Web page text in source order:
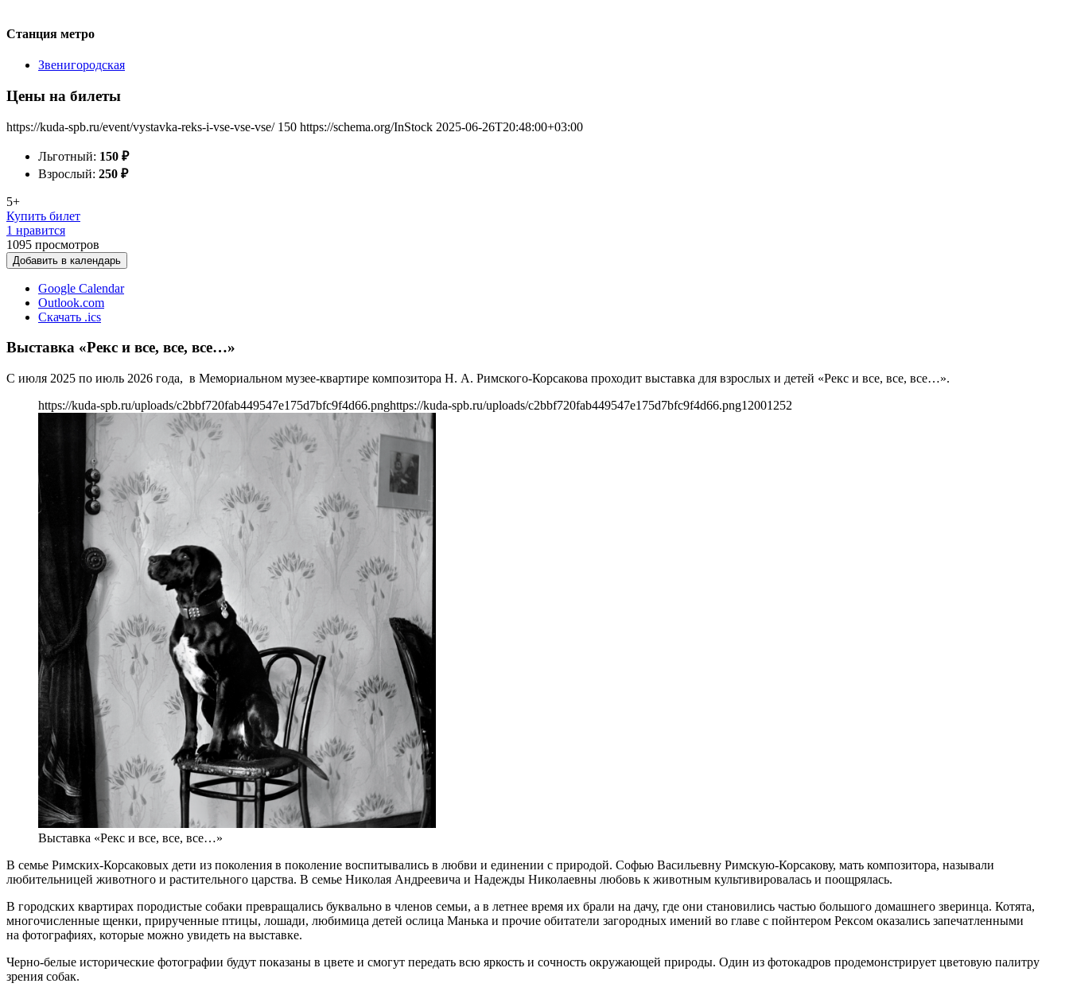
Станция метро
Звенигородская
Цены на билеты
https://kuda-spb.ru/event/vystavka-reks-i-vse-vse-vse/ 150 https://schema.org/InStock 2025-06-26T20:48:00+03:00
Льготный: 150 ₽
Взрослый: 250 ₽
5+
Купить билет
1 нравится
1095 просмотров
Добавить в календарь
Google Calendar
Outlook.com
Скачать .ics
Выставка «Рекс и все, все, все…»
С июля 2025 по июль 2026 года, в Мемориальном музее-квартире композитора Н. А. Римского-Корсакова проходит выставка для взрослых и детей «Рекс и все, все, все…».
https://kuda-spb.ru/uploads/c2bbf720fab449547e175d7bfc9f4d66.pnghttps://kuda-spb.ru/uploads/c2bbf720fab449547e175d7bfc9f4d66.png12001252
Выставка «Рекс и все, все, все…»
В семье Римских-Корсаковых дети из поколения в поколение воспитывались в любви и единении с природой. Софью Васильевну Римскую-Корсакову, мать композитора, называли
любительницей животного и растительного царства. В семье Николая Андреевича и Надежды Николаевны любовь к животным культивировалась и поощрялась.
В городских квартирах породистые собаки превращались буквально в членов семьи, а в летнее время их брали на дачу, где они становились частью большого домашнего зверинца. Котята,
многочисленные щенки, прирученные птицы, лошади, любимица детей ослица Манька и прочие обитатели загородных имений во главе с пойнтером Рексом оказались запечатленными
на фотографиях, которые можно увидеть на выставке.
Черно-белые исторические фотографии будут показаны в цвете и смогут передать всю яркость и сочность окружающей природы. Один из фотокадров продемонстрирует цветовую палитру
зрения собак.